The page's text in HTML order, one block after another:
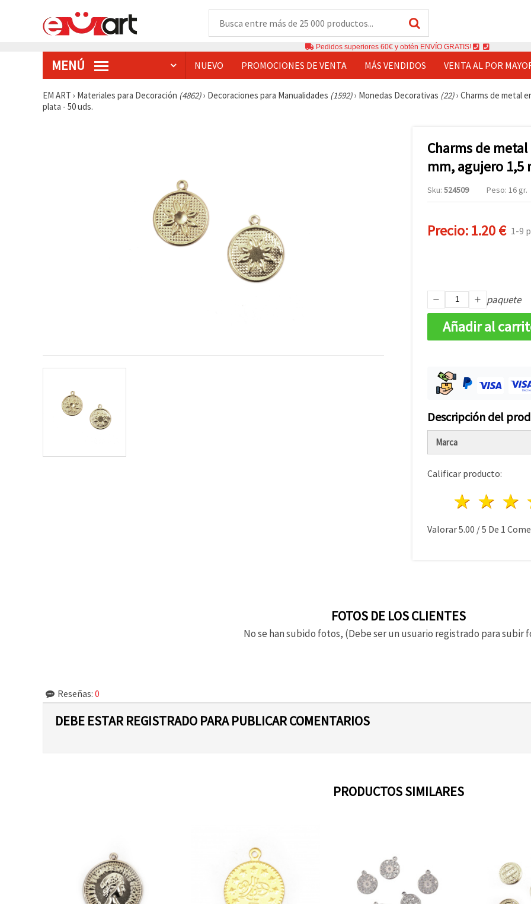
Pedidos superiores 60€ y obtén ENVÍO GRATIS!
MENÚ NUEVO PROMOCIONES DE VENTA MÁS VENDIDOS VENTA AL POR
EM ART › Materiales para Decoración (4862)› Decoraciones para Manualidades (1592)› Monedas Decorativas (22)› Charms de metal
plata - 50 uds.
Charms de
mm, agujero 1,5
Sku: 524509 Peso: 16 gr.
Precio:1.20 € 1-9
paquete
Añadir al
Descripción del
Marca
Calificar producto:
2
1
Valorar5.00 /5 De 1
FOTOS DE LOS CLIENTES
No se han subido fotos, (Debe ser un usuario registrado para subir
Reseñas: 0
DEBE ESTAR REGISTRADO PARA PUBLICAR COMENTARIOS
PRODUCTOS SIMILARES